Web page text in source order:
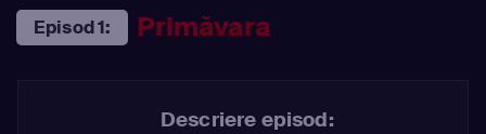
Episod 1: Primăvara
Descriere episod: